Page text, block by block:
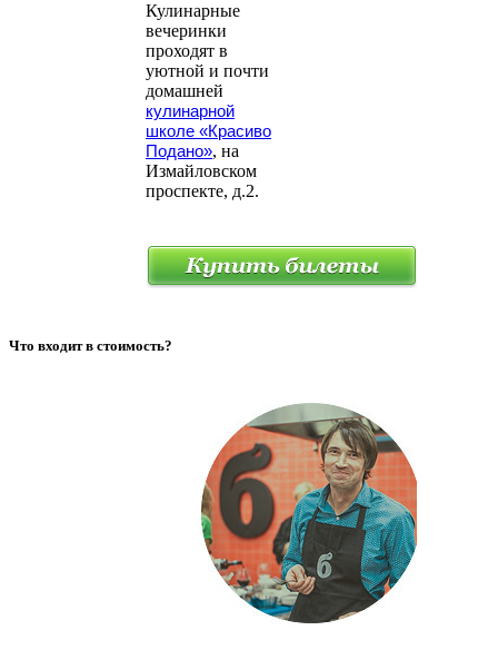
Кулинарные
вечеринки
проходят в
уютной и почти
домашней
кулинарной
школе «Красиво
Подано», на
Измайловском
проспекте, д.2.
Что входит в стоимость?